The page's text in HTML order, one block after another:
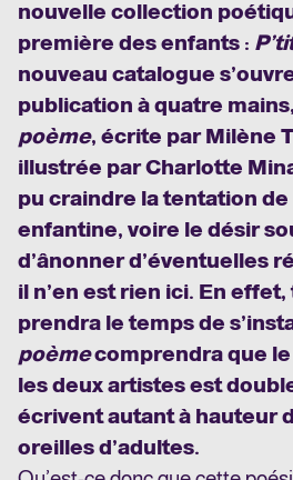
nouvelle collection
première des enfants :
nouveau catalogue
publication à quatre mains,
poème, écrite par Milène
illustrée par Charlotte
pu craindre la tentation
enfantine, voire le désir
d’ânonner d’éventuelles
il n’en est rien ici. En
prendra le temps de
poèmecomprendra que
les deux artistes est
écrivent autant à hauteur
oreilles d’adultes.